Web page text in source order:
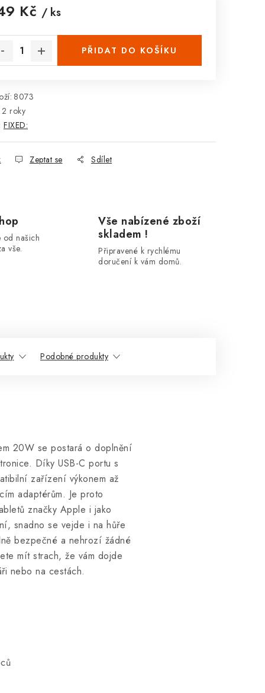
Kč / ks
PŘIDAT DO KOŠÍKU
8073
2 roky
FIXED:
Zeptat se Sdílet
od našich
vše.
Vše nabízené zboží
skladem !
Připravené k rychlému
doručení k vám domů.
Podobné produkty
20W se postará o doplnění
Díky USB-C portu s
zařízení výkonem až
adaptérům. Je proto
značky Apple i jako
snadno se vejde i na hůře
bezpečné a nehrozí žádné
mít strach, že vám dojde
nebo na cestách.